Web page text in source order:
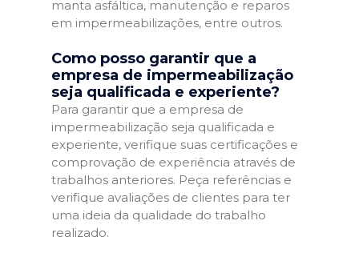
manta asfáltica, manutenção e reparos
em impermeabilizações, entre outros.
Como posso garantir que a
empresa de impermeabilização
seja qualificada e experiente?
Para garantir que a empresa de
impermeabilização seja qualificada e
experiente, verifique suas certificações e
comprovação de experiência através de
trabalhos anteriores. Peça referências e
verifique avaliações de clientes para ter
uma ideia da qualidade do trabalho
realizado.